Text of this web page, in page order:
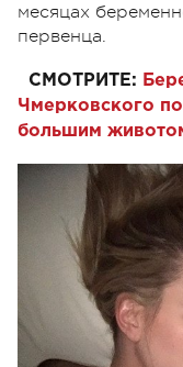
месяцах
первенца.
СМОТРИТЕ:
Чмерковского
большим